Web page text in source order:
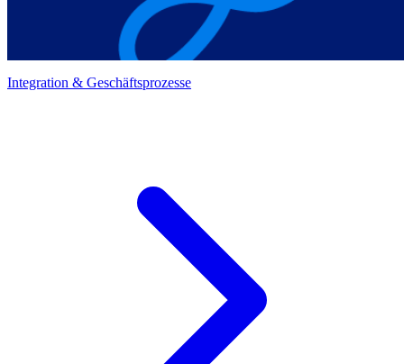
Integration & Geschäftsprozesse